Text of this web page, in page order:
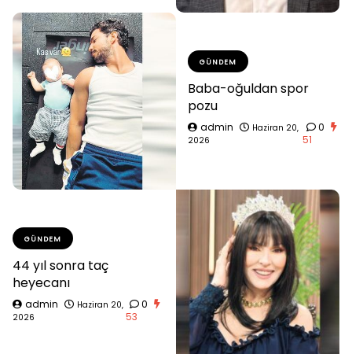
GÜNDEM
Baba-oğuldan spor
pozu
admin
Haziran 20,
2026
0
51
GÜNDEM
44 yıl sonra taç
heyecanı
admin
Haziran 20,
2026
0
53